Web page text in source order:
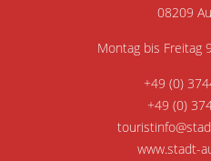
08209
Montag bis Freitag
+49 (0)
+49 (0)
www.stadt-